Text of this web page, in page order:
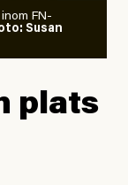
FN-
Susan
plats